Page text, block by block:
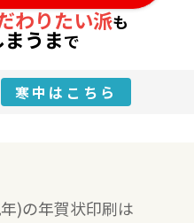
わりたい派も
うまで
寒中はこちら
)の年賀状印刷は